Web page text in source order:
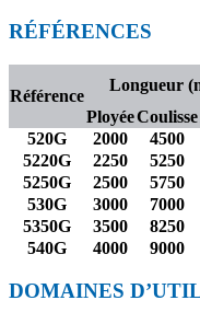
RÉFÉRENCES
Référence
Longueur
PloyéeCoulisse
520G
2000 4500
5220G
2250 5250
5250G
2500 5750
530G
3000 7000
5350G
3500 8250
540G
4000 9000
DOMAINES